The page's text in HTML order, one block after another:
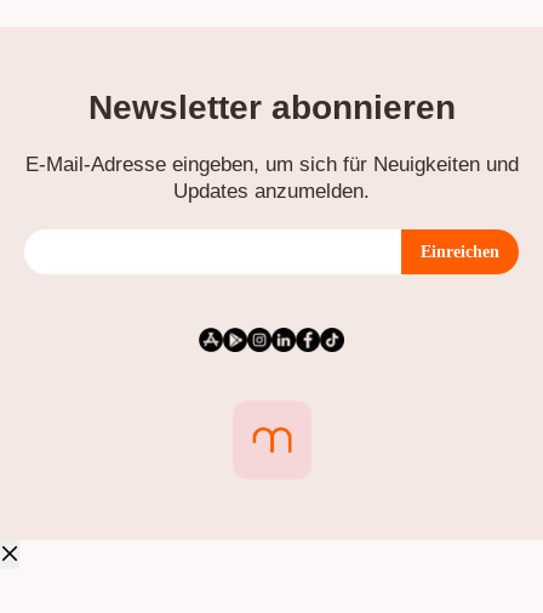
Newsletter abonnieren
E-Mail-Adresse eingeben, um sich für Neuigkeiten und
Updates anzumelden.
Einreichen